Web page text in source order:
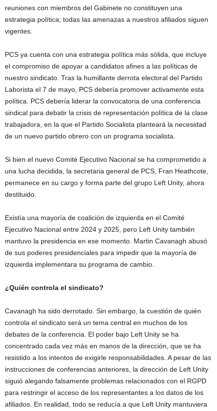
reuniones con miembros del Gabinete no constituyen una
estrategia política; todas las amenazas a nuestros afiliados siguen
vigentes.
PCS ya cuenta con una estrategia política más sólida, que incluye
el compromiso de apoyar a candidatos afines a las políticas de
nuestro sindicato. Tras la humillante derrota electoral del Partido
Laborista el 7 de mayo, PCS debería promover activamente esta
política. PCS debería liderar la convocatoria de una conferencia
sindical para debatir la crisis de representación política de la clase
trabajadora, en la que el Partido Socialista planteará la necesidad
de un nuevo partido obrero con un programa socialista.
Si bien el nuevo Comité Ejecutivo Nacional se ha comprometido a
una lucha decidida, la secretaria general de PCS, Fran Heathcote,
permanece en su cargo y forma parte del grupo Left Unity, ahora
destituido.
Existía una mayoría de coalición de izquierda en el Comité
Ejecutivo Nacional entre 2024 y 2025, pero Left Unity también
mantuvo la presidencia en ese momento. Martin Cavanagh abusó
de sus poderes presidenciales para impedir que la mayoría de
izquierda implementara su programa de cambio.
¿Quién controla el sindicato?
Cavanagh ha sido derrotado. Sin embargo, la cuestión de quién
controla el sindicato será un tema central en muchos de los
debates de la conferencia. El poder bajo Left Unity se ha
concentrado cada vez más en manos de la dirección, que se ha
resistido a los intentos de exigirle responsabilidades. A pesar de las
instrucciones de conferencias anteriores, la dirección de Left Unity
siguió alegando falsamente problemas relacionados con el RGPD
para restringir el acceso de los representantes a los datos de los
afiliados. En realidad, todo se reducía a que Left Unity mantuviera